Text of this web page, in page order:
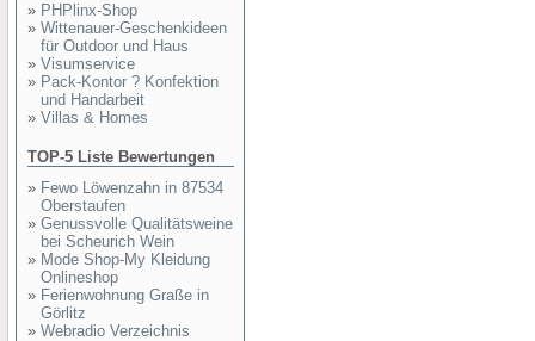
» PHPlinx-Shop
» Wittenauer-Geschenkideen
für Outdoor und Haus
» Visumservice
» Pack-Kontor ? Konfektion
und Handarbeit
» Villas & Homes
TOP-5 Liste Bewertungen
» Fewo Löwenzahn in 87534
Oberstaufen
» Genussvolle Qualitätsweine
bei Scheurich Wein
» Mode Shop-My Kleidung
Onlineshop
» Ferienwohnung Graße in
Görlitz
» Webradio Verzeichnis